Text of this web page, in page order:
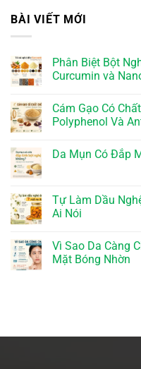
BÀI VIẾT MỚI
Phân Biệt Bột
Curcumin và
Cám Gạo Có
Polyphenol Và
Da Mụn Có Đắp
Tự Làm Dầu
Ai Nói
Vì Sao Da Càng
Mặt Bóng Nhờn